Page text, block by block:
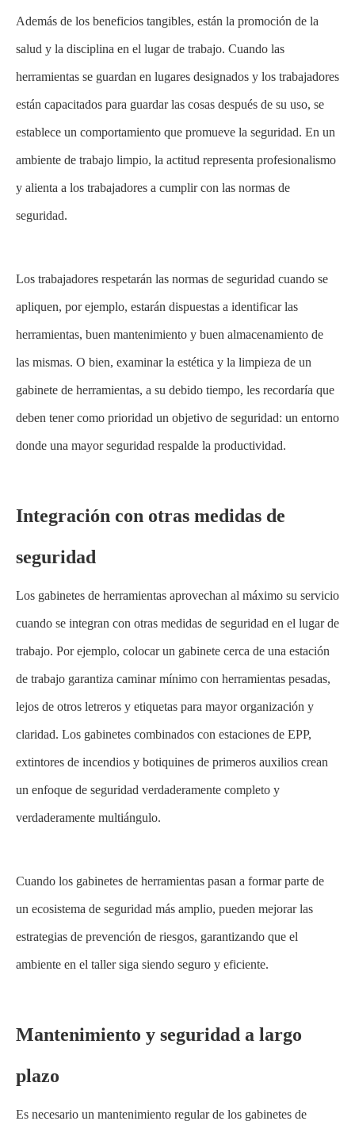
Además de los beneficios tangibles, están la promoción de la
salud y la disciplina en el lugar de trabajo. Cuando las
herramientas se guardan en lugares designados y los trabajadores
están capacitados para guardar las cosas después de su uso, se
establece un comportamiento que promueve la seguridad. En un
ambiente de trabajo limpio, la actitud representa profesionalismo
y alienta a los trabajadores a cumplir con las normas de
seguridad.
Los trabajadores respetarán las normas de seguridad cuando se
apliquen, por ejemplo, estarán dispuestas a identificar las
herramientas, buen mantenimiento y buen almacenamiento de
las mismas. O bien, examinar la estética y la limpieza de un
gabinete de herramientas, a su debido tiempo, les recordaría que
deben tener como prioridad un objetivo de seguridad: un entorno
donde una mayor seguridad respalde la productividad.
Integración con otras medidas de
seguridad
Los gabinetes de herramientas aprovechan al máximo su servicio
cuando se integran con otras medidas de seguridad en el lugar de
trabajo. Por ejemplo, colocar un gabinete cerca de una estación
de trabajo garantiza caminar mínimo con herramientas pesadas,
lejos de otros letreros y etiquetas para mayor organización y
claridad. Los gabinetes combinados con estaciones de EPP,
extintores de incendios y botiquines de primeros auxilios crean
un enfoque de seguridad verdaderamente completo y
verdaderamente multiángulo.
Cuando los gabinetes de herramientas pasan a formar parte de
un ecosistema de seguridad más amplio, pueden mejorar las
estrategias de prevención de riesgos, garantizando que el
ambiente en el taller siga siendo seguro y eficiente.
Mantenimiento y seguridad a largo
plazo
Es necesario un mantenimiento regular de los gabinetes de